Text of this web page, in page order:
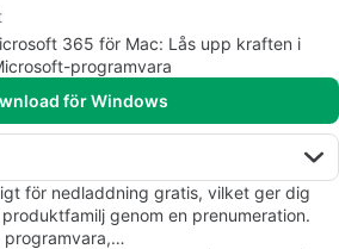
365 för Mac: Lås upp kraften i
programvara
för Windows
för nedladdning gratis, vilket ger dig
genom en prenumeration.
programvara,…